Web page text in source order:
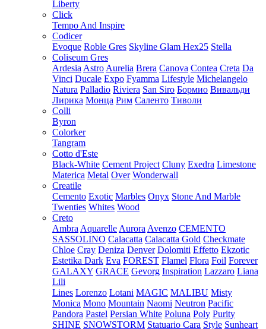
Liberty
Click
Tempo And Inspire
Codicer
Evoque Roble Gres Skyline Glam Hex25 Stella
Coliseum Gres
Ardesia Astro Aurelia Brera Canova Contea Creta Da
Vinci Ducale Expo Fyamma Lifestyle Michelangelo
Natura Palladio Riviera San Siro Бормио Вивальди
Лирика Монца Рим Саленто Тиволи
Colli
Byron
Colorker
Tangram
Cotto d'Este
Black-White Cement Project Cluny Exedra Limestone
Materica Metal Over Wonderwall
Creatile
Cemento Exotic Marbles Onyx Stone And Marble
Twenties Whites Wood
Creto
Ambra Aquarelle Aurora Avenzo CEMENTO
SASSOLINO Calacatta Calacatta Gold Checkmate
Chloe Cray Deniza Denver Dolomiti Effetto Ekzotic
Estetika Dark Eva FOREST Flamel Flora Foil Forever
GALAXY GRACE Gevorg Inspiration Lazzaro Liana
Lili
Lines Lorenzo Lotani MAGIC MALIBU Misty
Monica Mono Mountain Naomi Neutron Pacific
Pandora Pastel Persian White Poluna Poly Purity
SHINE SNOWSTORM Statuario Cara Style Sunheart